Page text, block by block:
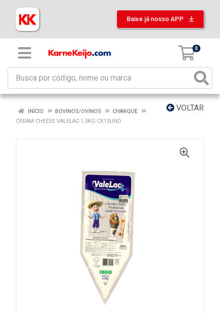
Baixe já nosso APP
0
VOLTAR
INÍCIO BOVINOS/OVINOS
CHARQUE
CREAM CHEESE VALELAC 1,5KG CX12UND